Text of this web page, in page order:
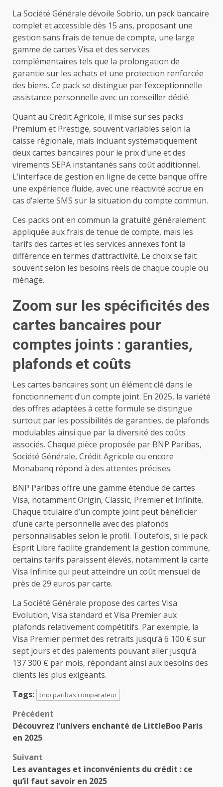
La Société Générale dévoile Sobrio, un pack bancaire
complet et accessible dès 15 ans, proposant une
gestion sans frais de tenue de compte, une large
gamme de cartes Visa et des services
complémentaires tels que la prolongation de
garantie sur les achats et une protection renforcée
des biens. Ce pack se distingue par l’exceptionnelle
assistance personnelle avec un conseiller dédié.
Quant au Crédit Agricole, il mise sur ses packs
Premium et Prestige, souvent variables selon la
caisse régionale, mais incluant systématiquement
deux cartes bancaires pour le prix d’une et des
virements SEPA instantanés sans coût additionnel.
L’interface de gestion en ligne de cette banque offre
une expérience fluide, avec une réactivité accrue en
cas d’alerte SMS sur la situation du compte commun.
Ces packs ont en commun la gratuité généralement
appliquée aux frais de tenue de compte, mais les
tarifs des cartes et les services annexes font la
différence en termes d’attractivité. Le choix se fait
souvent selon les besoins réels de chaque couple ou
ménage.
Zoom sur les spécificités des
cartes bancaires pour
comptes joints : garanties,
plafonds et coûts
Les cartes bancaires sont un élément clé dans le
fonctionnement d’un compte joint. En 2025, la variété
des offres adaptées à cette formule se distingue
surtout par les possibilités de garanties, de plafonds
modulables ainsi que par la diversité des coûts
associés. Chaque pièce proposée par BNP Paribas,
Société Générale, Crédit Agricole ou encore
Monabanq répond à des attentes précises.
BNP Paribas offre une gamme étendue de cartes
Visa, notamment Origin, Classic, Premier et Infinite.
Chaque titulaire d’un compte joint peut bénéficier
d’une carte personnelle avec des plafonds
personnalisables selon le profil. Toutefois, si le pack
Esprit Libre facilite grandement la gestion commune,
certains tarifs paraissent élevés, notamment la carte
Visa Infinite qui peut atteindre un coût mensuel de
près de 29 euros par carte.
La Société Générale propose des cartes Visa
Evolution, Visa standard et Visa Premier aux
plafonds relativement compétitifs. Par exemple, la
Visa Premier permet des retraits jusqu’à 6 100 € sur
sept jours et des paiements pouvant aller jusqu’à
137 300 € par mois, répondant ainsi aux besoins des
clients les plus exigeants.
Tags:
bnp paribas comparateur
Navigation
d’article
Précédent
Découvrez l’univers enchanté de LittleBoo Paris
en 2025
Suivant
Les avantages et inconvénients du crédit : ce
qu’il faut savoir en 2025